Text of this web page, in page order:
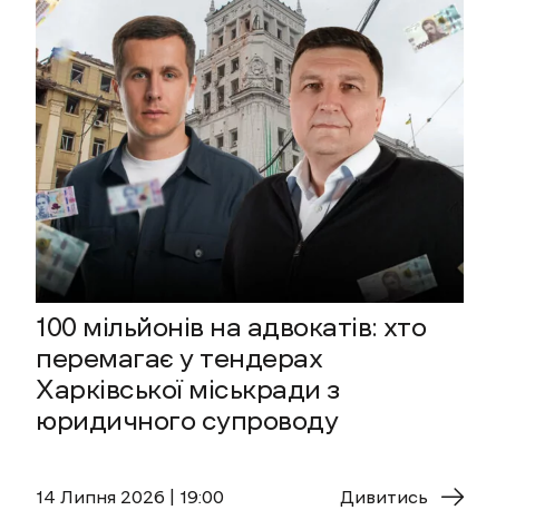
100 мільйонів на адвокатів: хто
перемагає у тендерах
Харківської міськради з
юридичного супроводу
14 Липня 2026 | 19:00 Дивитись